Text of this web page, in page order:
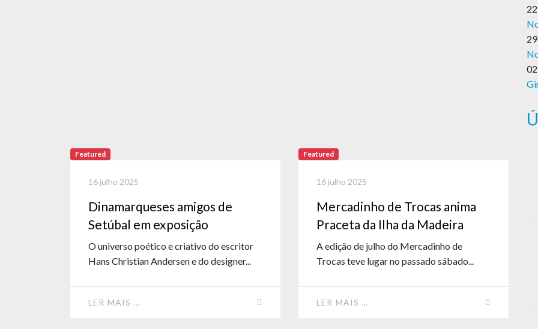
Featured
Dinamarqueses amigos de
Setúbal em exposição
16 julho 2025
O universo poético e criativo do escritor
Hans Christian Andersen e do designer...
LER MAIS …
Featured
Mercadinho de Trocas anima
Praceta da Ilha da Madeira
16 julho 2025
A edição de julho do Mercadinho de
Trocas teve lugar no passado sábado...
LER MAIS …